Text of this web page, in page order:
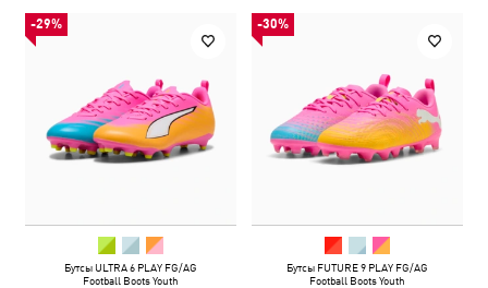
-29%
Бутсы ULTRA 6 PLAY FG/AG
Football Boots Youth
-30%
Бутсы FUTURE 9 PLAY FG/AG
Football Boots Youth